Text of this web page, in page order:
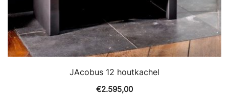
JAcobus 12 houtkachel
€2.595,00